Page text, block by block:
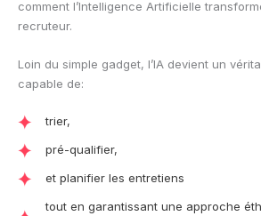
comment l’Intelligence Artificielle
recruteur.
Loin du simple gadget, l’IA devient un
capable de:
trier,
pré-qualifier,
et planifier les entretiens
tout en garantissant une approche